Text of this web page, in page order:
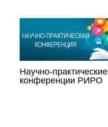
Научно-практические
конференции РИРО